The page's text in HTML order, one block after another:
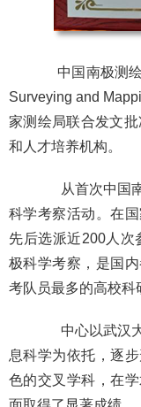
中国南极测绘
Surveying and
家测绘局联合发文
和人才培养机构。
从首次中国
科学考察活动。在
先后选派近200人次
极科学考察，是国
考队员最多的高校科
中心以武汉
息科学为依托，逐
色的交叉学科，在